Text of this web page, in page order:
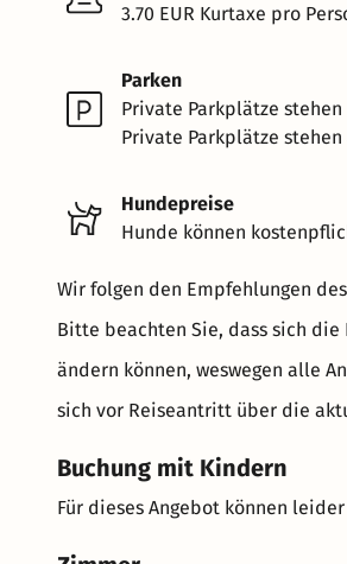
3.70 EUR Kurtaxe pro
Parken
Private Parkplätze stehen
Private Parkplätze
Hundepreise
Hunde können
Wir folgen den Empfehlungen
Bitte beachten Sie, dass sich
ändern können, weswegen alle
sich vor Reiseantritt über die
Buchung mit Kindern
Für dieses Angebot können